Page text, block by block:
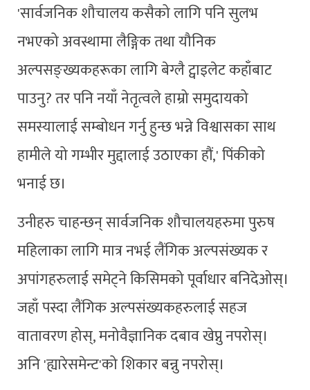
'सार्वजनिक शौचालय कसैको लागि पनि सुलभ
नभएको अवस्थामा लैङ्गिक तथा यौनिक
अल्पसङ्ख्यकहरूका लागि बेग्लै ट्वाइलेट कहाँबाट
पाउनु? तर पनि नयाँ नेतृत्वले हाम्रो समुदायको
समस्यालाई सम्बोधन गर्नु हुन्छ भन्ने विश्वासका साथ
हामीले यो गम्भीर मुद्दालाई उठाएका हौं,' पिंकीको
भनाई छ।
उनीहरु चाहन्छन् सार्वजनिक शौचालयहरुमा पुरुष
महिलाका लागि मात्र नभई लैंगिक अल्पसंख्यक र
अपांगहरुलाई समेट्ने किसिमको पूर्वाधार बनिदेओस्।
जहाँ पस्दा लैंगिक अल्पसंख्यकहरुलाई सहज
वातावरण होस्, मनोवैज्ञानिक दबाव खेप्नु नपरोस्।
अनि 'ह्यारेसमेन्ट'को शिकार बन्नु नपरोस्।